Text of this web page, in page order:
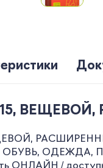
15, ВЕЩЕВОЙ,
ОБУВЬ, ОДЕЖДА,